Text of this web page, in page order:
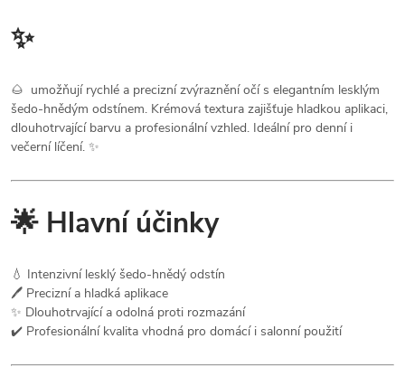
✨
🌰 umožňují rychlé a precizní zvýraznění očí s elegantním lesklým
šedo-hnědým odstínem. Krémová textura zajišťuje hladkou aplikaci,
dlouhotrvající barvu a profesionální vzhled. Ideální pro denní i
večerní líčení. ✨
🌟 Hlavní účinky
💧 Intenzivní lesklý šedo-hnědý odstín
🖊️ Precizní a hladká aplikace
✨ Dlouhotrvající a odolná proti rozmazání
✔️ Profesionální kvalita vhodná pro domácí i salonní použití